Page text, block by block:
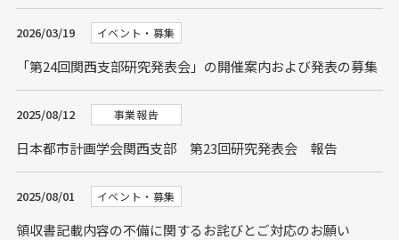
2026/03/19 イベント・募集
「第24回関西支部研究発表会」の開催案内および発表の募集
2025/08/12 事業報告
日本都市計画学会関西支部 第23回研究発表会 報告
2025/08/01 イベント・募集
領収書記載内容の不備に関するお詫びとご対応のお願い